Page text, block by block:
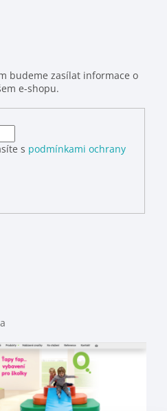
budeme zasílat informace o
e-shopu.
s podmínkami ochrany